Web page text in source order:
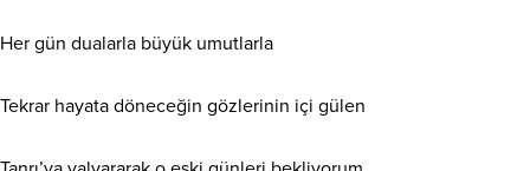
Her gün dualarla büyük umutlarla
Tekrar hayata döneceğin gözlerinin içi gülen